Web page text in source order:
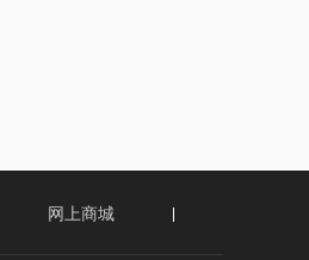
网上商城